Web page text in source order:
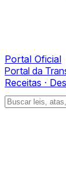
Portal Oficial
Portal da
Receitas ·